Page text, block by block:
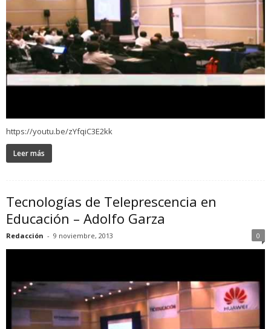
https://youtu.be/zYfqiC3E2kk
Leer más
Tecnologías de Teleprescencia en
Educación – Adolfo Garza
Redacción - 9 noviembre, 2013 0